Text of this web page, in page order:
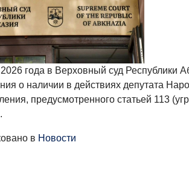
года в Верховный суд Республики
о наличии в действиях депутата
предусмотренного статьей 113
в Новости